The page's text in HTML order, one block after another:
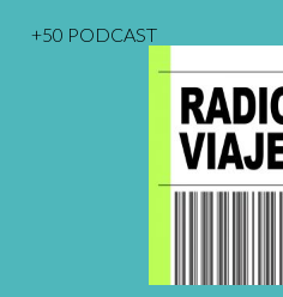
+50 PODCAST